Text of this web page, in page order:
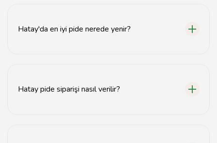
Hatay'da en iyi pide nerede yenir?
Hatay pide siparişi nasıl verilir?